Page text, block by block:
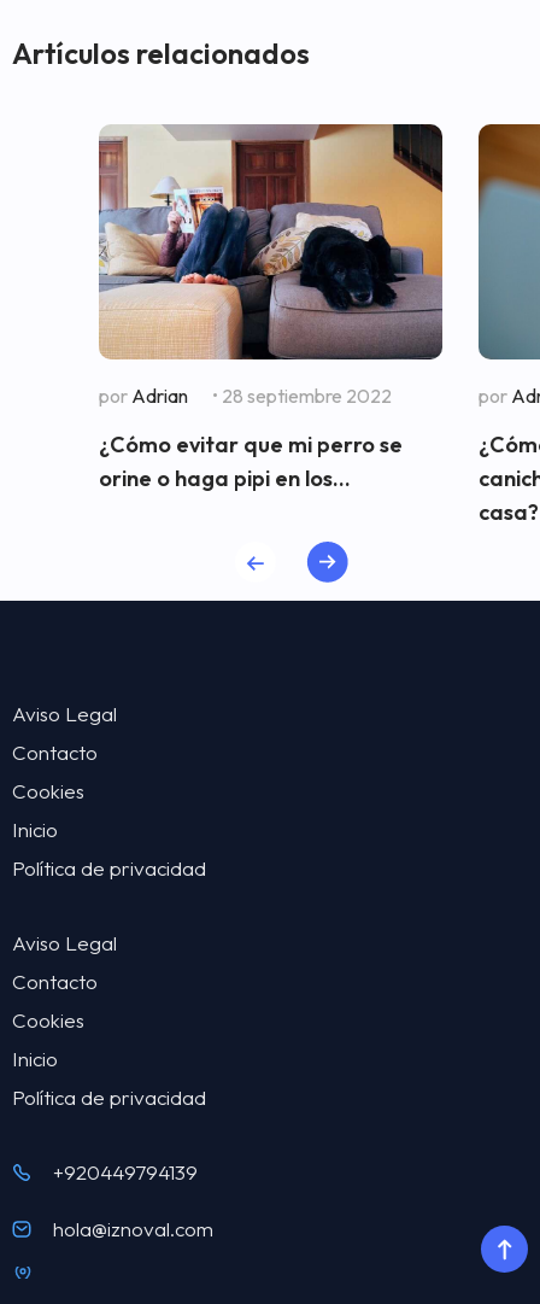
Artículos relacionados
por Adrian • 28 septiembre 2022
¿Cómo evitar que mi perro se
orine o haga pipi en los...
por
casa?
Aviso Legal
Contacto
Cookies
Inicio
Política de privacidad
Aviso Legal
Contacto
Cookies
Inicio
Política de privacidad
+920449794139
hola@iznoval.com